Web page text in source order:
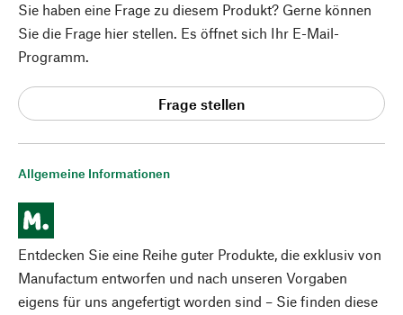
Allgemeine Informationen
Entdecken Sie eine Reihe guter Produkte, die exklusiv von
Manufactum entworfen und nach unseren Vorgaben
eigens für uns angefertigt worden sind – Sie finden diese
Sie haben eine Frage zu diesem Produkt? Gerne können
Sie die Frage hier stellen. Es öffnet sich Ihr E-Mail-
Programm.
Frage stellen